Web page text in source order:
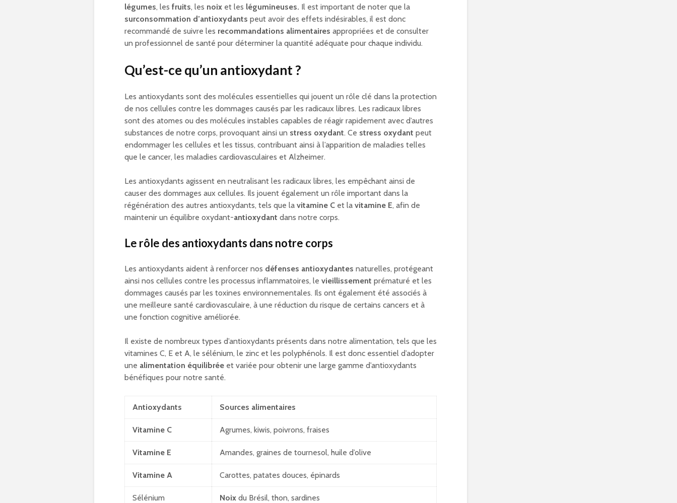
légumes, les fruits, les noix et les légumineuses. Il est important de noter que la
surconsommation d’antioxydants peut avoir des effets indésirables, il est donc
recommandé de suivre les recommandations alimentaires appropriées et de consulter
un professionnel de santé pour déterminer la quantité adéquate pour chaque individu.
Qu’est-ce qu’un antioxydant ?
Les antioxydants sont des molécules essentielles qui jouent un rôle clé dans la protection
de nos cellules contre les dommages causés par les radicaux libres. Les radicaux libres
sont des atomes ou des molécules instables capables de réagir rapidement avec d’autres
substances de notre corps, provoquant ainsi un stress oxydant. Ce stress oxydant peut
endommager les cellules et les tissus, contribuant ainsi à l’apparition de maladies telles
que le cancer, les maladies cardiovasculaires et Alzheimer.
Les antioxydants agissent en neutralisant les radicaux libres, les empêchant ainsi de
causer des dommages aux cellules. Ils jouent également un rôle important dans la
régénération des autres antioxydants, tels que la vitamine C et la vitamine E, afin de
maintenir un équilibre oxydant-antioxydant dans notre corps.
Le rôle des antioxydants dans notre corps
Les antioxydants aident à renforcer nos défenses antioxydantes naturelles, protégeant
ainsi nos cellules contre les processus inflammatoires, le vieillissement prématuré et les
dommages causés par les toxines environnementales. Ils ont également été associés à
une meilleure santé cardiovasculaire, à une réduction du risque de certains cancers et à
une fonction cognitive améliorée.
Il existe de nombreux types d’antioxydants présents dans notre alimentation, tels que les
vitamines C, E et A, le sélénium, le zinc et les polyphénols. Il est donc essentiel d’adopter
une alimentation équilibrée et variée pour obtenir une large gamme d’antioxydants
bénéfiques pour notre santé.
Antioxydants Sources alimentaires
Vitamine C Agrumes, kiwis, poivrons, fraises
Vitamine E Amandes, graines de tournesol, huile d’olive
Vitamine A Carottes, patates douces, épinards
Sélénium Noix du Brésil, thon, sardines